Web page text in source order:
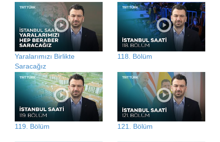
Yaralarımızı Birlikte
Saracağız
118. Bölüm
119. Bölüm 121. Bölüm